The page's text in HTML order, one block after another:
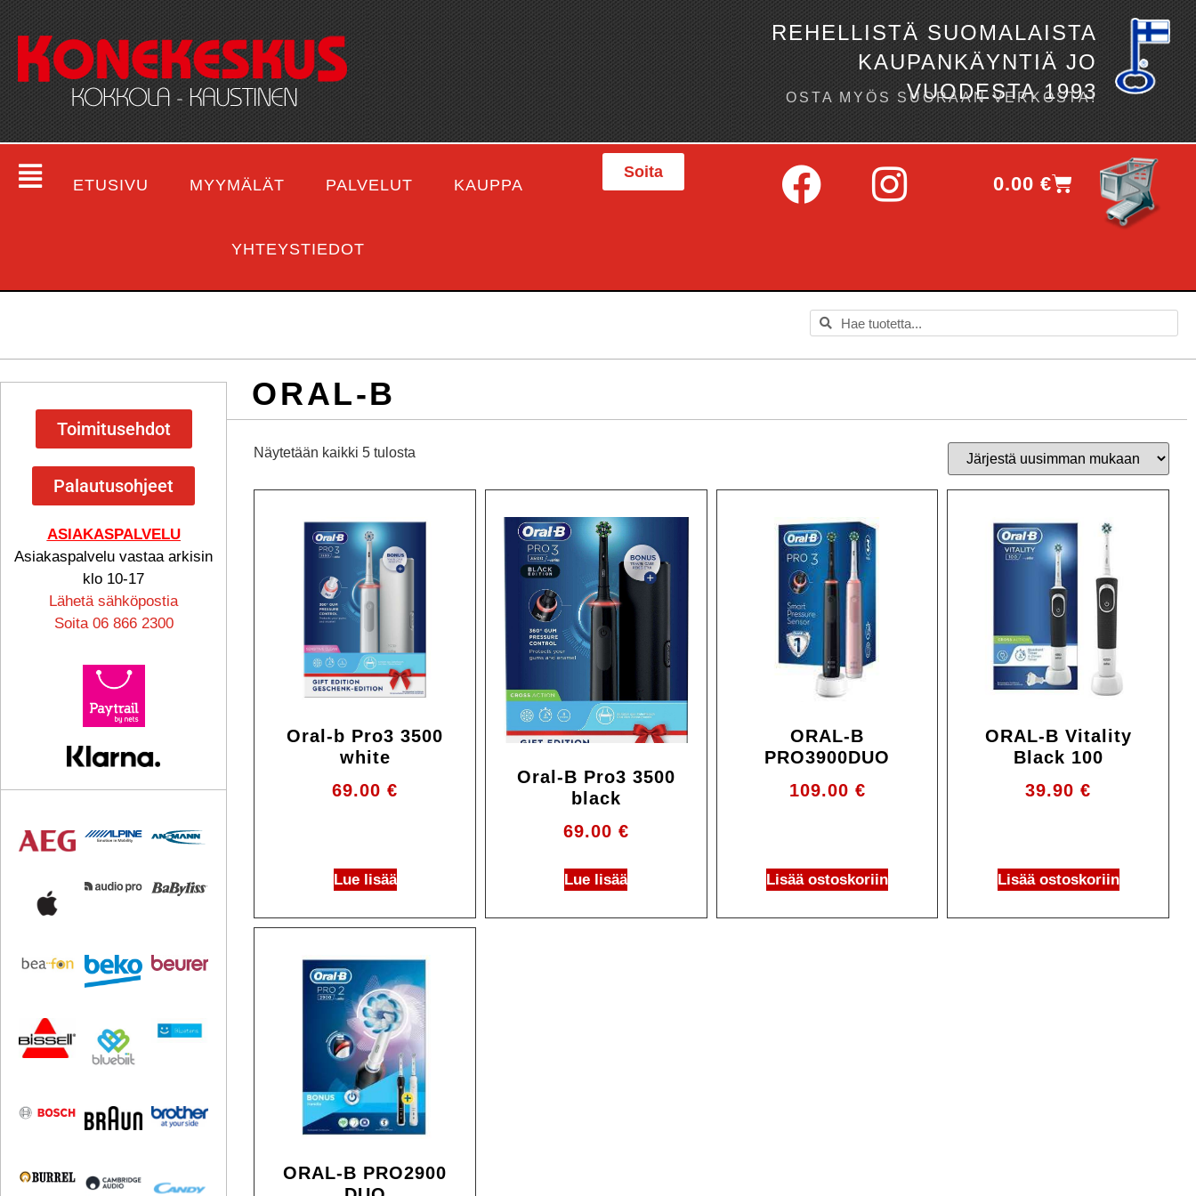
REHELLISTÄ SUOMALAISTA
KAUPANKÄYNTIÄ JO
VUODESTA 1993
OSTA MYÖS SUORAAN VERKOSTA!
ETUSIVU MYYMÄLÄT PALVELUT KAUPPA
YHTEYSTIEDOT
Soita
0.00€
Toimitusehdot
Palautusohjeet
ASIAKASPALVELU
Asiakaspalvelu vastaa arkisin
klo 10-17
Lähetä sähköpostia
Soita 06 866 2300
ORAL-B
Näytetään kaikki 5 tulosta
Oral-b Pro3 3500
white
69.00€
Lue lisää
Oral-B Pro3 3500
black
69.00 €
Lue lisää
ORAL-B
PRO3900DUO
109.00 €
Lisää ostoskoriin
ORAL-B Vitality
Black 100
39.90€
Lisää ostoskoriin
ORAL-B PRO2900